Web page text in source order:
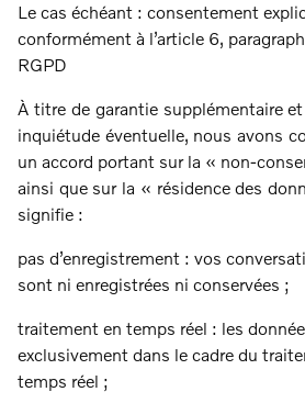
Le cas échéant : consentement
conformément à l’article 6,
RGPD
À titre de garantie supplémentaire
inquiétude éventuelle, nous avons
un accord portant sur la « non-
ainsi que sur la « résidence des
signifie :
pas d’enregistrement : vos
sont ni enregistrées ni conservées ;
traitement en temps réel : les
exclusivement dans le cadre du
temps réel ;